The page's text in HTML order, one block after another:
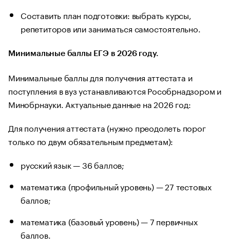
Составить план подготовки: выбрать курсы,
репетиторов или заниматься самостоятельно.
Минимальные баллы ЕГЭ в 2026 году.
Минимальные баллы для получения аттестата и
поступления в вуз устанавливаются Рособрнадзором и
Минобрнауки. Актуальные данные на 2026 год:
Для получения аттестата (нужно преодолеть порог
только по двум обязательным предметам):
русский язык — 36 баллов;
математика (профильный уровень) — 27 тестовых
баллов;
математика (базовый уровень) — 7 первичных
баллов.